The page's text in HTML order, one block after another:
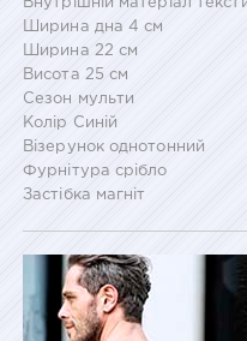
Внутрішній матеріал
Ширина дна 4 см
Ширина 22 см
Висота 25 см
Сезон мульти
Колір Синій
Візерунок однотонний
Фурнітура срібло
Застібка магніт